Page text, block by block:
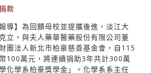
款
導】為回饋母校並提攜後進，淡江大
立，與夫人藥華醫藥股份有限公司董
團法人新北市柏豪慈善基金會，自115
100萬元，將連續捐助3年共計300萬
化學系柏豪獎學金」。化學系系主任